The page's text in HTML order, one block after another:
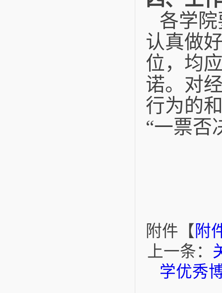
各学
认真做
位，均
诺。对
行为的
“一票否
附件【 附
上一条：
学优秀